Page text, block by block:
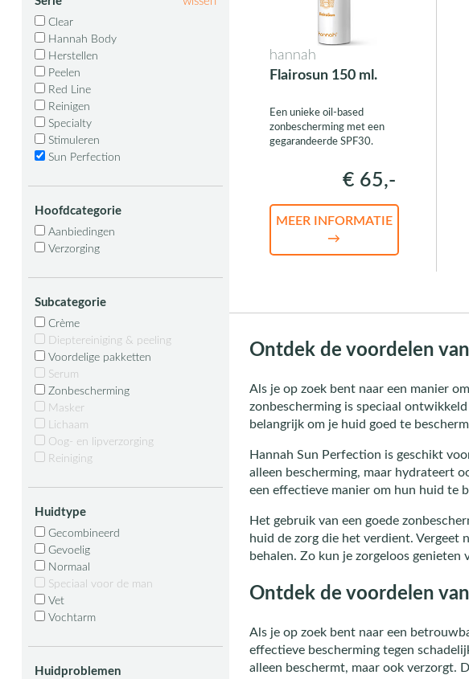
Clear
Hannah Body
Herstellen
Peelen
Red Line
Reinigen
Specialty
Stimuleren
Sun Perfection
Hoofdcategorie
Aanbiedingen
Verzorging
Subcategorie
Crème
Dieptereiniging & peeling
Voordelige pakketten
Serum
Zonbescherming
Masker
Lichaam
Oog- en lipverzorging
Reiniging
Huidtype
Gecombineerd
Gevoelig
Normaal
Speciaal voor de man
Vet
Vochtarm
Huidproblemen
hannah
Flairosun 150 ml.
Een unieke oil-based
zonbescherming met een
gegarandeerde SPF30.
€ 65,-
MEER INFORMATIE
→
Ontdek de voordelen
Als je op zoek bent naar een manier
zonbescherming is speciaal
belangrijk om je huid goed te
Hannah Sun Perfection is geschikt
alleen bescherming, maar hydrateert
een effectieve manier om hun huid te
Het gebruik van een goede
huid de zorg die het verdient. Vergeet
behalen. Zo kun je zorgeloos genieten
Ontdek de voordelen
Als je op zoek bent naar een
effectieve bescherming tegen
alleen beschermt, maar ook verzorgt.